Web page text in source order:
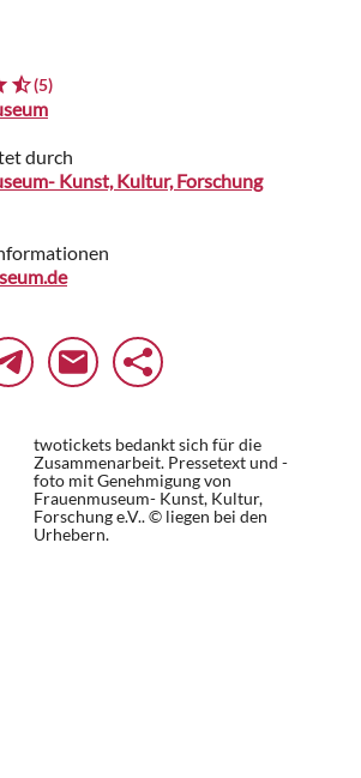
(5)
durch
Kunst, Kultur, Forschung
twotickets bedankt sich für die
Zusammenarbeit. Pressetext und -
foto mit Genehmigung von
Frauenmuseum- Kunst, Kultur,
Forschung e.V.. © liegen bei den
Urhebern.